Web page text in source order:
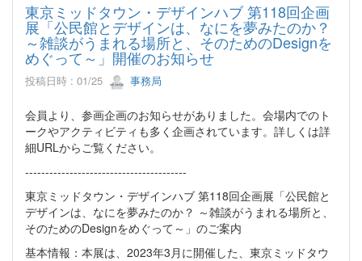
東京ミッドタウン・デザインハブ 第118回企画
展「公民館とデザインは、なにを夢みたのか？
～雑談がうまれる場所と、そのためのDesignを
めぐって～」開催のお知らせ
投稿日時 : 01/25 事務局
会員より、参画企画のお知らせがありました。会場内でのト
ークやアクティビティも多く企画されています。詳しくは詳
細URLからご覧ください。
----------------------------------------
東京ミッドタウン・デザインハブ 第118回企画展「公民館と
デザインは、なにを夢みたのか？ ～雑談がうまれる場所と、
そのためのDesignをめぐって～」のご案内
基本情報：本展は、2023年3月に開催した、東京ミッドタウ